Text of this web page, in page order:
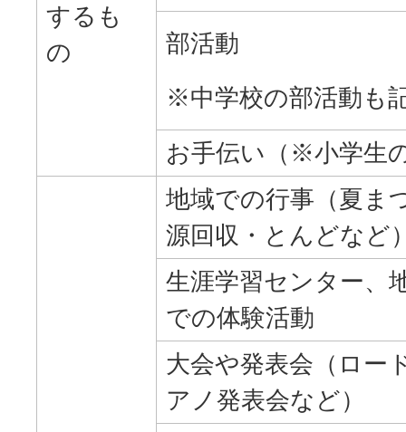
するも
の
部活動
※中学校の部活動も
お手伝い（※小学生
地域での行事（夏ま
源回収・とんどなど
生涯学習センター、
での体験活動
大会や発表会（ロー
アノ発表会など）